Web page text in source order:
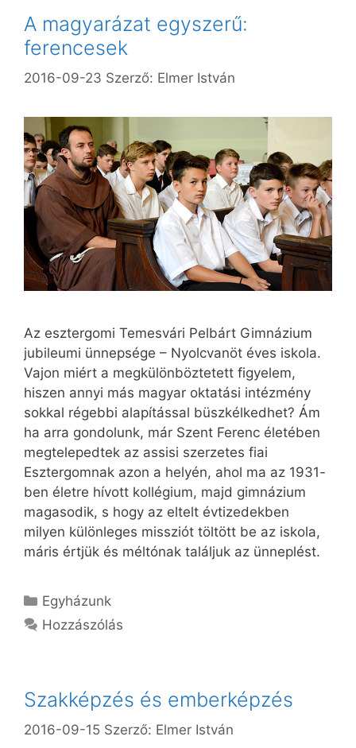
A magyarázat egyszerű:
ferencesek
2016-09-23 Szerző: Elmer István
Az esztergomi Temesvári Pelbárt Gimnázium
jubileumi ünnepsége – Nyolcvanöt éves iskola.
Vajon miért a megkülönböztetett figyelem,
hiszen annyi más magyar oktatási intézmény
sokkal régebbi alapítással büszkélkedhet? Ám
ha arra gondolunk, már Szent Ferenc életében
megtelepedtek az assisi szerzetes fiai
Esztergomnak azon a helyén, ahol ma az 1931-
ben életre hívott kollégium, majd gimnázium
magasodik, s hogy az eltelt évtizedekben
milyen különleges missziót töltött be az iskola,
máris értjük és méltónak találjuk az ünneplést.
Kategória
Egyházunk
Hozzászólás
Szakképzés és emberképzés
2016-09-15 Szerző: Elmer István